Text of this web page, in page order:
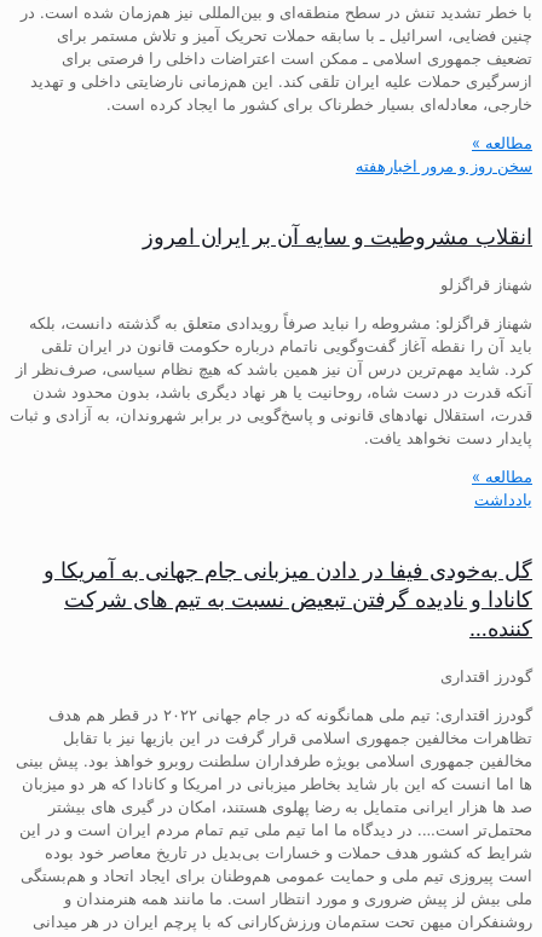
با خطر تشدید تنش در سطح منطقه‌ای و بین‌المللی نیز هم‌زمان شده است. در
چنین فضایی، اسرائیل ـ با سابقه حملات تحریک آمیز و تلاش مستمر برای
تضعیف جمهوری اسلامی ـ ممکن است اعتراضات داخلی را فرصتی برای
ازسرگیری حملات علیه ایران تلقی کند. این هم‌زمانی نارضایتی داخلی و تهدید
خارجی، معادله‌ای بسیار خطرناک برای کشور ما ایجاد کرده است.
مطالعه »
سخن روز و مرور اخبارهفته
انقلاب مشروطیت و سایه آن بر ایران امروز
شهناز قراگزلو
شهناز قراگزلو: مشروطه را نباید صرفاً رویدادی متعلق به گذشته دانست، بلکه
باید آن را نقطه آغاز گفت‌وگویی ناتمام درباره حکومت قانون در ایران تلقی
کرد. شاید مهم‌ترین درس آن نیز همین باشد که هیچ نظام سیاسی، صرف‌نظر از
آنکه قدرت در دست شاه، روحانیت یا هر نهاد دیگری باشد، بدون محدود شدن
قدرت، استقلال نهادهای قانونی و پاسخ‌گویی در برابر شهروندان، به آزادی و ثبات
پایدار دست نخواهد یافت.
مطالعه »
یادداشت
گل به‌خودی فیفا در دادن میزبانی جام جهانی به آمریکا و
کانادا و نادیده گرفتن تبعیض نسبت به تیم های شرکت
کننده…
گودرز اقتداری
گودرز اقتداری: تیم ملی همانگونه که در جام جهانی ۲۰۲۲ در قطر هم هدف
تظاهرات مخالفین جمهوری اسلامی قرار گرفت در این بازیها نیز با تقابل
مخالفین جمهوری اسلامی بویژه طرفداران سلطنت روبرو خواهذ بود. پیش بینی
ها اما انست که این بار شاید بخاطر میزبانی در امریکا و کانادا که هر دو میزبان
صد ها هزار ایرانی متمایل به رضا پهلوی هستند، امکان در گیری های بیشتر
محتمل‌تر است…. در دیدگاه ما اما تیم ملی تیم تمام مردم ایران است و در این
شرایط که کشور هدف حملات و خسارات بی‌بدیل در تاریخ معاصر خود بوده
است پیروزی تیم ملی و حمایت عمومی هم‌وطنان برای ایجاد اتحاد و هم‌بستگی
ملی بیش لز پیش ضروری و مورد انتظار است. ما مانند همه هنرمندان و
روشنفکران میهن تحت ستم‌مان ورزش‌کارانی که با پرچم ایران در هر میدانی